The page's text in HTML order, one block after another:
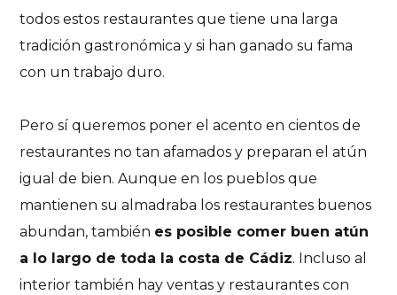
todos estos restaurantes que tiene una larga
tradición gastronómica y si han ganado su fama
con un trabajo duro.
Pero sí queremos poner el acento en cientos de
restaurantes no tan afamados y preparan el atún
igual de bien. Aunque en los pueblos que
mantienen su almadraba los restaurantes buenos
abundan, también es posible comer buen atún
a lo largo de toda la costa de Cádiz. Incluso al
interior también hay ventas y restaurantes con